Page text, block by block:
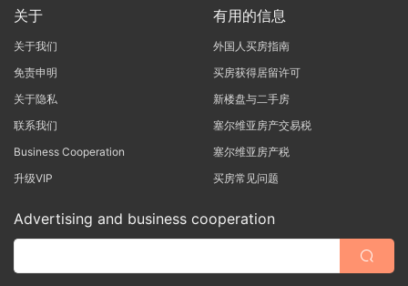
关于
关于我们
免责申明
关于隐私
联系我们
Business Cooperation
升级VIP
有用的信息
外国人买房指南
买房获得居留许可
新楼盘与二手房
塞尔维亚房产交易税
塞尔维亚房产税
买房常见问题
Advertising and business cooperation